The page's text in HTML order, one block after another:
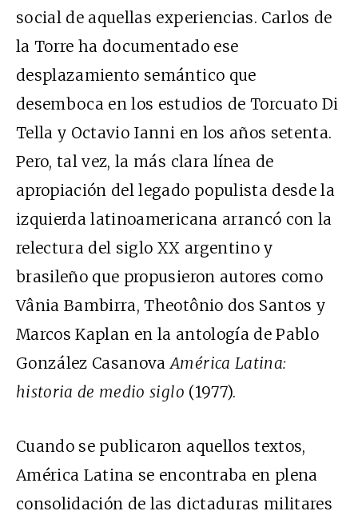
social de aquellas experiencias. Carlos de
la Torre ha documentado ese
desplazamiento semántico que
desemboca en los estudios de Torcuato Di
Tella y Octavio Ianni en los años setenta.
Pero, tal vez, la más clara línea de
apropiación del legado populista desde la
izquierda latinoamericana arrancó con la
relectura del siglo XX argentino y
brasileño que propusieron autores como
Vânia Bambirra, Theotônio dos Santos y
Marcos Kaplan en la antología de Pablo
González CasanovaAmérica Latina:
historia de medio siglo (1977).
Cuando se publicaron aquellos textos,
América Latina se encontraba en plena
consolidación de las dictaduras militares